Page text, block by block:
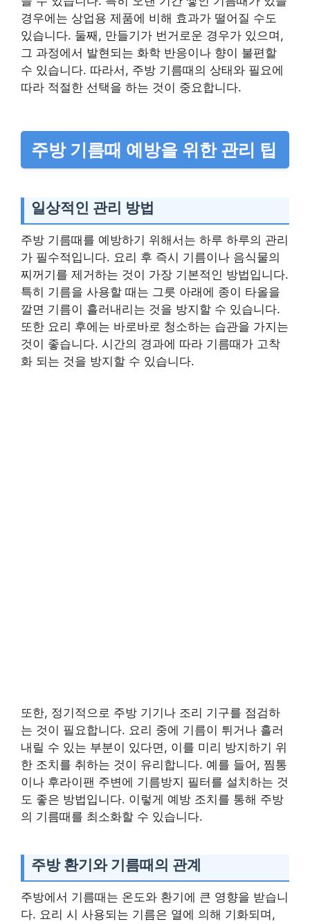
경우에는 상업용 제품에 비해 효과가 떨어질 수도
있습니다. 둘째, 만들기가 번거로운 경우가 있으며,
그 과정에서 발현되는 화학 반응이나 향이 불편할
수 있습니다. 따라서, 주방 기름때의 상태와 필요에
따라 적절한 선택을 하는 것이 중요합니다.
주방 기름때 예방을 위한 관리 팁
일상적인 관리 방법
주방 기름때를 예방하기 위해서는 하루 하루의 관리
가 필수적입니다. 요리 후 즉시 기름이나 음식물의
찌꺼기를 제거하는 것이 가장 기본적인 방법입니다.
특히 기름을 사용할 때는 그릇 아래에 종이 타올을
깔면 기름이 흘러내리는 것을 방지할 수 있습니다.
또한 요리 후에는 바로바로 청소하는 습관을 가지는
것이 좋습니다. 시간의 경과에 따라 기름때가 고착
화 되는 것을 방지할 수 있습니다.
또한, 정기적으로 주방 기기나 조리 기구를 점검하
는 것이 필요합니다. 요리 중에 기름이 튀거나 흘러
내릴 수 있는 부분이 있다면, 이를 미리 방지하기 위
한 조치를 취하는 것이 유리합니다. 예를 들어, 찜통
이나 후라이팬 주변에 기름방지 필터를 설치하는 것
도 좋은 방법입니다. 이렇게 예방 조치를 통해 주방
의 기름때를 최소화할 수 있습니다.
주방 환기와 기름때의 관계
주방에서 기름때는 온도와 환기에 큰 영향을 받습니
다. 요리 시 사용되는 기름은 열에 의해 기화되며,